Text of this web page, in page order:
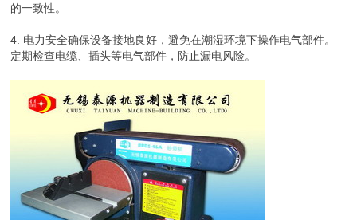
的一致性。
4. 电力安全确保设备接地良好，避免在潮湿环境下操作电气部件。
定期检查电缆、插头等电气部件，防止漏电风险。